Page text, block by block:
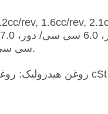
سی سی/ دور، 8.0 سی سی/ دور، 9.8 سی سی.